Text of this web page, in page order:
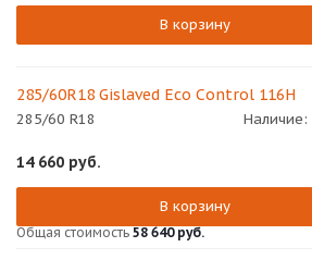
В корзину
285/60R18 Gislaved Eco Control 116H
285/60 R18 Наличие:
14 660 руб.
В корзину
Общая стоимость 58 640 руб.